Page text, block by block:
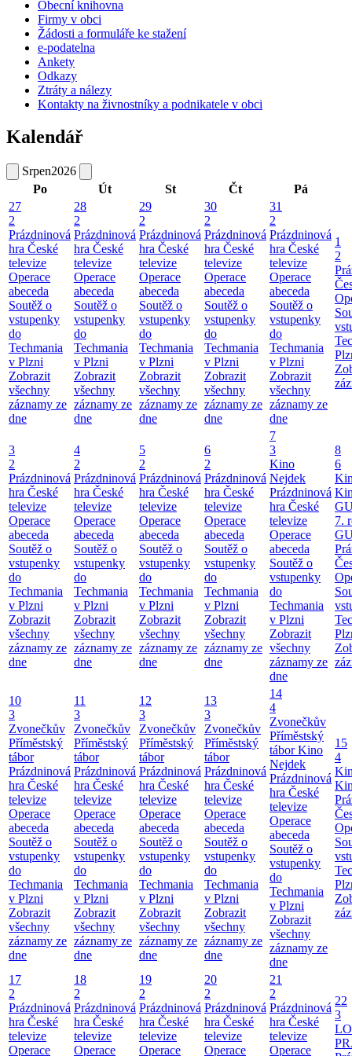
Obecní knihovna
Firmy v obci
Žádosti a formuláře ke stažení
e-podatelna
Ankety
Odkazy
Ztráty a nálezy
Kontakty na živnostníky a podnikatele v obci
Kalendář
Srpen2026
Po
Út St Čt
Pá
27
2
Prázdninová
hra České
televize
Operace
abeceda
Soutěž o
vstupenky
do
Techmania
v Plzni
Zobrazit
všechny
záznamy ze
dne
28
2
Prázdninová
hra České
televize
Operace
abeceda
Soutěž o
vstupenky
do
Techmania
v Plzni
Zobrazit
všechny
záznamy ze
dne
29
2
Prázdninová
hra České
televize
Operace
abeceda
Soutěž o
vstupenky
do
Techmania
v Plzni
Zobrazit
všechny
záznamy ze
dne
30
2
Prázdninová
hra České
televize
Operace
abeceda
Soutěž o
vstupenky
do
Techmania
v Plzni
Zobrazit
všechny
záznamy ze
dne
31
2
Prázdninová
hra České
televize
Operace
abeceda
Soutěž o
vstupenky
do
Techmania
v Plzni
Zobrazit
všechny
záznamy ze
dne
1
2
3
2
Prázdninová
hra České
televize
Operace
abeceda
Soutěž o
vstupenky
do
Techmania
v Plzni
Zobrazit
všechny
záznamy ze
dne
4
2
Prázdninová
hra České
televize
Operace
abeceda
Soutěž o
vstupenky
do
Techmania
v Plzni
Zobrazit
všechny
záznamy ze
dne
5
2
Prázdninová
hra České
televize
Operace
abeceda
Soutěž o
vstupenky
do
Techmania
v Plzni
Zobrazit
všechny
záznamy ze
dne
6
2
Prázdninová
hra České
televize
Operace
abeceda
Soutěž o
vstupenky
do
Techmania
v Plzni
Zobrazit
všechny
záznamy ze
dne
7
3
Kino
Nejdek
Prázdninová
hra České
televize
Operace
abeceda
Soutěž o
vstupenky
do
Techmania
v Plzni
Zobrazit
všechny
záznamy ze
dne
8
6
7.
10
3
Zvonečkův
Příměstský
tábor
Prázdninová
hra České
televize
Operace
abeceda
Soutěž o
vstupenky
do
Techmania
v Plzni
Zobrazit
všechny
záznamy ze
dne
11
3
Zvonečkův
Příměstský
tábor
Prázdninová
hra České
televize
Operace
abeceda
Soutěž o
vstupenky
do
Techmania
v Plzni
Zobrazit
všechny
záznamy ze
dne
12
3
Zvonečkův
Příměstský
tábor
Prázdninová
hra České
televize
Operace
abeceda
Soutěž o
vstupenky
do
Techmania
v Plzni
Zobrazit
všechny
záznamy ze
dne
13
3
Zvonečkův
Příměstský
tábor
Prázdninová
hra České
televize
Operace
abeceda
Soutěž o
vstupenky
do
Techmania
v Plzni
Zobrazit
všechny
záznamy ze
dne
14
4
Zvonečkův
Příměstský
táborKino
Nejdek
Prázdninová
hra České
televize
Operace
abeceda
Soutěž o
vstupenky
do
Techmania
v Plzni
Zobrazit
všechny
záznamy ze
dne
15
4
17
2
Prázdninová
hra České
televize
Operace
18
2
Prázdninová
hra České
televize
Operace
19
2
Prázdninová
hra České
televize
Operace
20
2
Prázdninová
hra České
televize
Operace
21
2
Prázdninová
hra České
televize
Operace
22
3